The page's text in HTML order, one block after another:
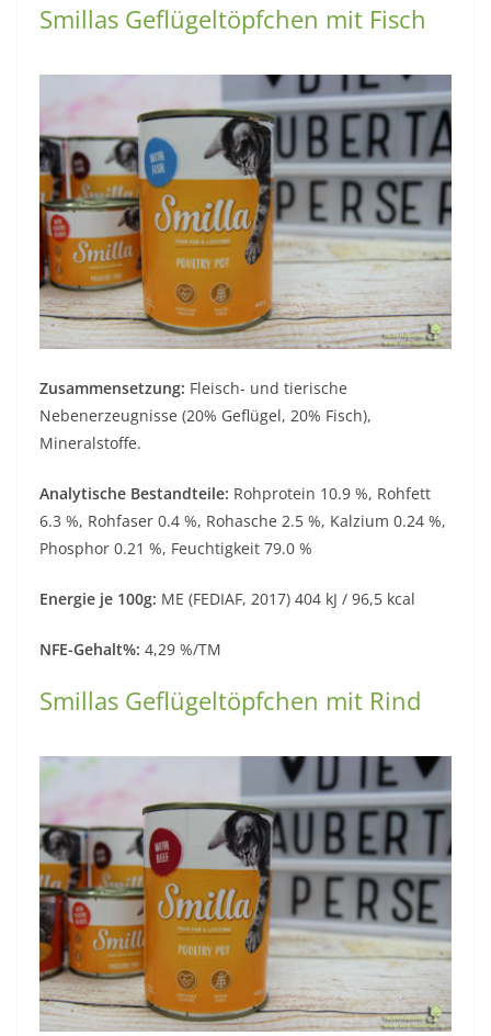
Smillas Geflügeltöpfchen mit Fisch
Zusammensetzung: Fleisch- und tierische
Nebenerzeugnisse (20% Geflügel, 20% Fisch),
Mineralstoffe.
Analytische Bestandteile: Rohprotein 10.9 %, Rohfett
6.3 %, Rohfaser 0.4 %, Rohasche 2.5 %, Kalzium 0.24 %,
Phosphor 0.21 %, Feuchtigkeit 79.0 %
Energie je 100g: ME (FEDIAF, 2017) 404 kJ / 96,5 kcal
NFE-Gehalt%: 4,29 %/TM
Smillas Geflügeltöpfchen mit Rind